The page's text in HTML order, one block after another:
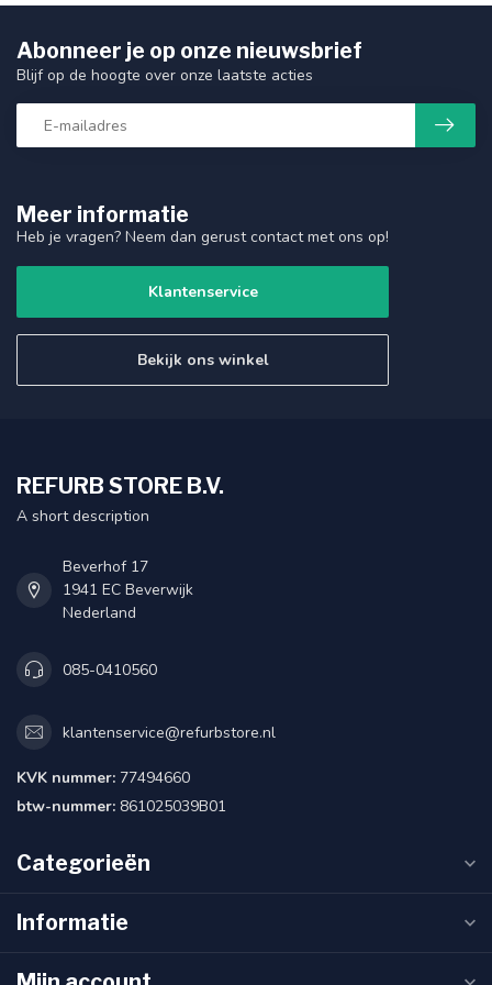
Meer informatie
Heb je vragen? Neem dan gerust contact met ons op!
Klantenservice
Bekijk ons winkel
Abonneer je op onze nieuwsbrief
Blijf op de hoogte over onze laatste acties
REFURB STORE B.V.
A short description
Beverhof 17
1941 EC Beverwijk
Nederland
085-0410560
klantenservice@refurbstore.nl
KVK nummer: 77494660
btw-nummer: 861025039B01
Categorieën
Informatie